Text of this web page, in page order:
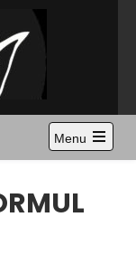
–
Menu
Open